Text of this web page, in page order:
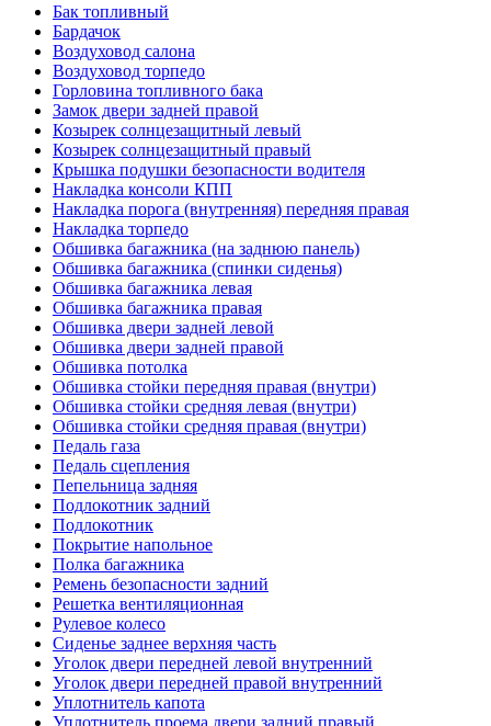
Бак топливный
Бардачок
Воздуховод салона
Воздуховод торпедо
Горловина топливного бака
Замок двери задней правой
Козырек солнцезащитный левый
Козырек солнцезащитный правый
Крышка подушки безопасности водителя
Накладка консоли КПП
Накладка порога (внутренняя) передняя правая
Накладка торпедо
Обшивка багажника (на заднюю панель)
Обшивка багажника (спинки сиденья)
Обшивка багажника левая
Обшивка багажника правая
Обшивка двери задней левой
Обшивка двери задней правой
Обшивка потолка
Обшивка стойки передняя правая (внутри)
Обшивка стойки средняя левая (внутри)
Обшивка стойки средняя правая (внутри)
Педаль газа
Педаль сцепления
Пепельница задняя
Подлокотник задний
Подлокотник
Покрытие напольное
Полка багажника
Ремень безопасности задний
Решетка вентиляционная
Рулевое колесо
Сиденье заднее верхняя часть
Уголок двери передней левой внутренний
Уголок двери передней правой внутренний
Уплотнитель капота
Уплотнитель проема двери задний правый